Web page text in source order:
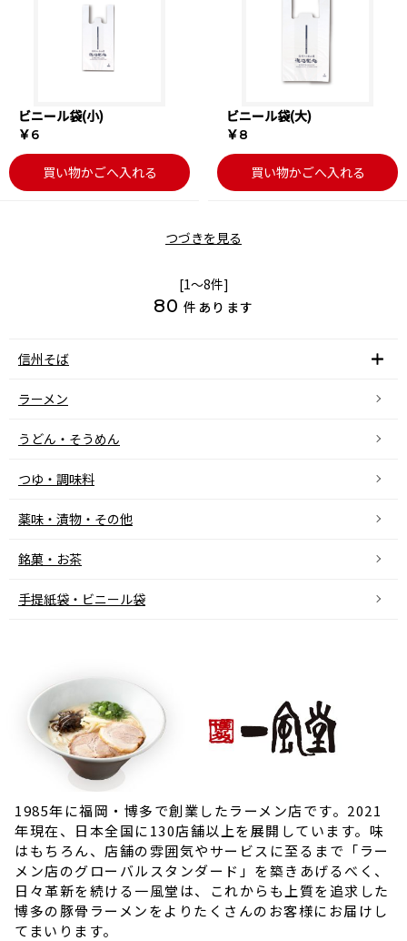
ビニール袋(小)
￥6
買い物かごへ入れる
ビニール袋(大)
￥8
買い物かごへ入れる
つづきを見る
[1～8件]
80 件あります
信州そば
ラーメン
うどん・そうめん
つゆ・調味料
薬味・漬物・その他
銘菓・お茶
手提紙袋・ビニール袋
1985年に福岡・博多で創業したラーメン店です。2021
年現在、日本全国に130店舗以上を展開しています。味
はもちろん、店舗の雰囲気やサービスに至るまで「ラー
メン店のグローバルスタンダード」を築きあげるべく、
日々革新を続ける一風堂は、これからも上質を追求した
博多の豚骨ラーメンをよりたくさんのお客様にお届けし
てまいります。